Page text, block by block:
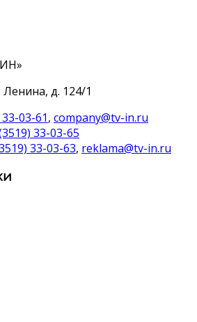
Ленина, д. 124/1
03-61, company@tv-in.ru
33-03-65
33-03-63, reklama@tv-in.ru